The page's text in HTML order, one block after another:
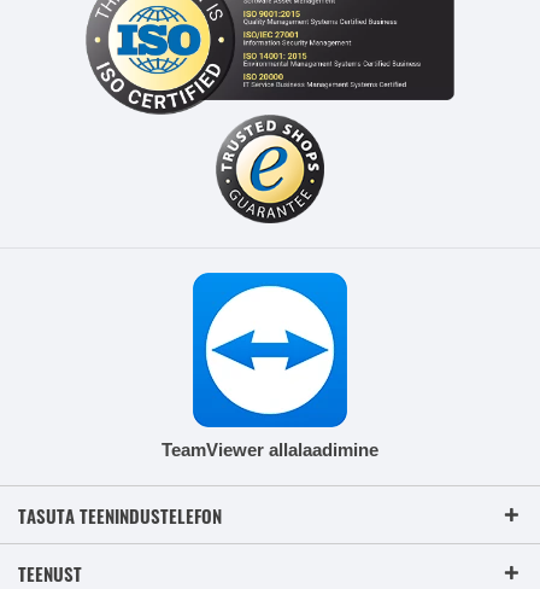
TeamViewer allalaadimine
TASUTA TEENINDUSTELEFON
TEENUST